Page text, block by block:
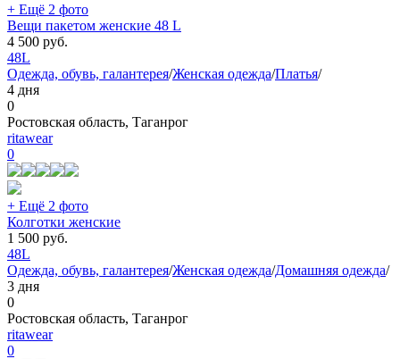
+ Ещё 2 фото
Вещи пакетом женские 48 L
4 500 руб.
48L
Одежда, обувь, галантерея/Женская одежда/Платья/
4 дня
0
Ростовская область, Таганрог
ritawear
0
+ Ещё 2 фото
Колготки женские
1 500 руб.
48L
Одежда, обувь, галантерея/Женская одежда/Домашняя одежда/
3 дня
0
Ростовская область, Таганрог
ritawear
0